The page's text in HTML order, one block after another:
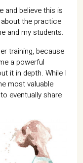
and believe this is
the practice
and my students.
training, because
a powerful
it in depth. While I
most valuable
eventually share